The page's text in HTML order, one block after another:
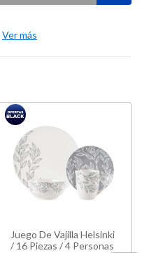
Ver más
Juego De Vajilla Helsinki
/ 16 Piezas / 4 Personas